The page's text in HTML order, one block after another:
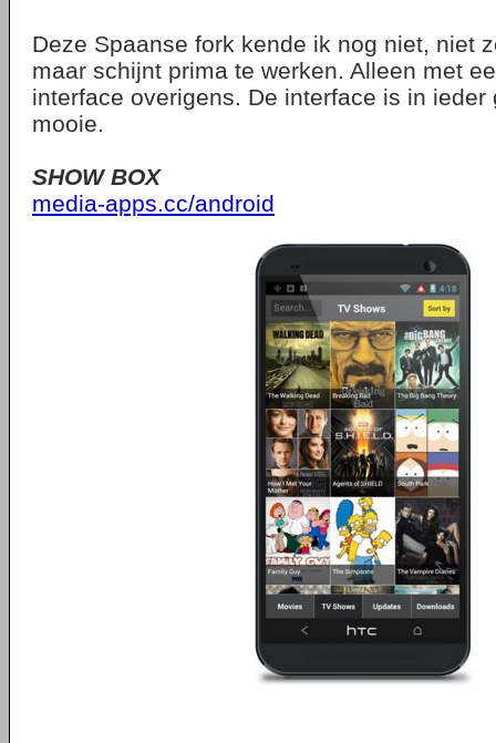
Deze Spaanse fork kende ik nog niet, niet
maar schijnt prima te werken. Alleen met
interface overigens. De interface is in ieder
mooie.
SHOW BOX
media-apps.cc/android